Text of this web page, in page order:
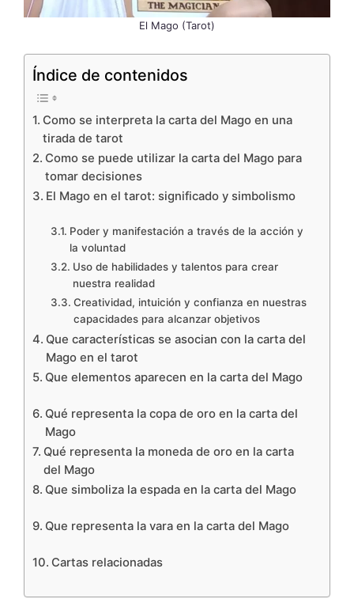
El Mago (Tarot)
Índice de contenidos
Como se interpreta la carta del Mago en una
tirada de tarot
Como se puede utilizar la carta del Mago para
tomar decisiones
El Mago en el tarot: significado y simbolismo
Poder y manifestación a través de la acción y
la voluntad
Uso de habilidades y talentos para crear
nuestra realidad
Creatividad, intuición y confianza en nuestras
capacidades para alcanzar objetivos
Que características se asocian con la carta del
Mago en el tarot
Que elementos aparecen en la carta del Mago
Qué representa la copa de oro en la carta del
Mago
Qué representa la moneda de oro en la carta
del Mago
Que simboliza la espada en la carta del Mago
Que representa la vara en la carta del Mago
Cartas relacionadas